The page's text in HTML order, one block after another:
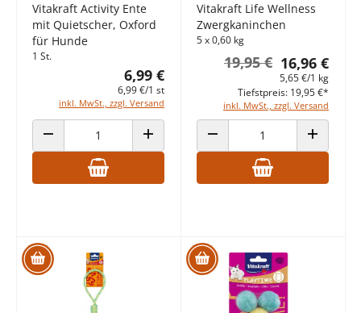
Vitakraft Activity Ente
mit Quietscher, Oxford
für Hunde
1 St.
6,99 €
6,99 €/1 st
inkl. MwSt., zzgl. Versand
ANZAHL VERRINGERN ANZAHL ERHÖHEN
Vitakraft Life Wellness
Zwergkaninchen
5 x 0,60 kg
16,96 €
19,95 €
5,65 €/1 kg
inkl. MwSt., zzgl. Versand
Tiefstpreis: 19,95 €*
ANZAHL VERRINGERN ANZAHL